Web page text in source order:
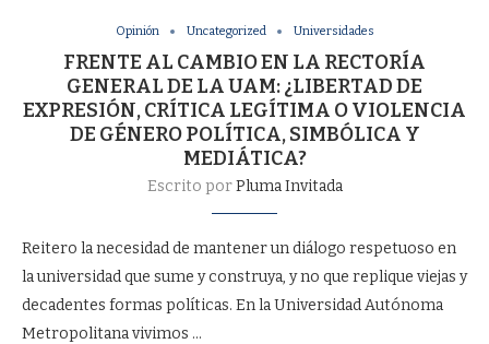
Opinión Uncategorized Universidades
FRENTE AL CAMBIO EN LA RECTORÍA
GENERAL DE LA UAM: ¿LIBERTAD DE
EXPRESIÓN, CRÍTICA LEGÍTIMA O VIOLENCIA
DE GÉNERO POLÍTICA, SIMBÓLICA Y
MEDIÁTICA?
Escrito porPluma Invitada
Reitero la necesidad de mantener un diálogo respetuoso en
la universidad que sume y construya, y no que replique viejas y
decadentes formas políticas. En la Universidad Autónoma
Metropolitana vivimos …